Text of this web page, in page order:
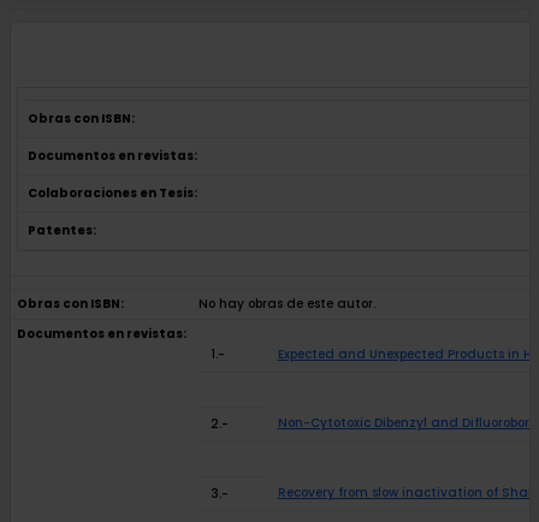
Obras con ISBN:
Documentos en revistas:
Colaboraciones en Tesis:
Patentes:
Obras con ISBN:
No hay obras de este autor.
Documentos en revistas:
1.-
Expected and Unexpected Products in
2.- Non-Cytotoxic Dibenzyl and
3.- Recovery from slow inactivation of